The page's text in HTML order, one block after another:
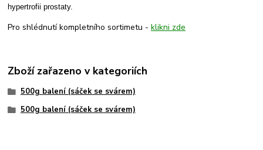
hypertrofii prostaty.
Pro shlédnutí kompletního sortimetu -klikni zde
Zboží zařazeno v kategoriích
500g balení (sáček se svárem)
500g balení (sáček se svárem)